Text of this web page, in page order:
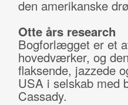
den amerikanske
Otte års research
Bogforlægget er et
hovedværker, og
flaksende, jazzede
USA i selskab med
Cassady.